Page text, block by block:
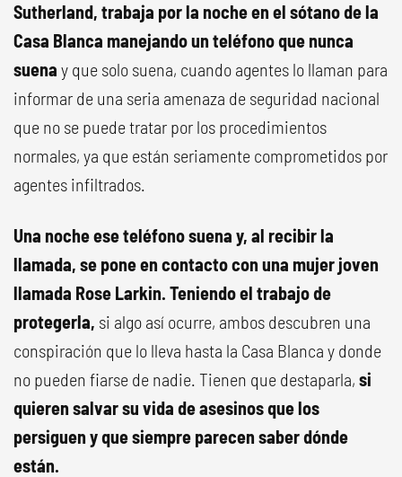
Sutherland, trabaja por la noche en el sótano de la
Casa Blanca manejando un teléfono que nunca
suena y que solo suena, cuando agentes lo llaman para
informar de una seria amenaza de seguridad nacional
que no se puede tratar por los procedimientos
normales, ya que están seriamente comprometidos por
agentes infiltrados.
Una noche ese teléfono suena y, al recibir la
llamada, se pone en contacto con una mujer joven
llamada Rose Larkin. Teniendo el trabajo de
protegerla, si algo así ocurre, ambos descubren una
conspiración que lo lleva hasta la Casa Blanca y donde
no pueden fiarse de nadie. Tienen que destaparla, si
quieren salvar su vida de asesinos que los
persiguen y que siempre parecen saber dónde
están.